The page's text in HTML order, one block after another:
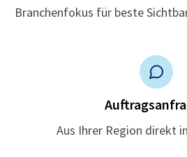
Branchenfokus für beste
Aus Ihrer Region direkt